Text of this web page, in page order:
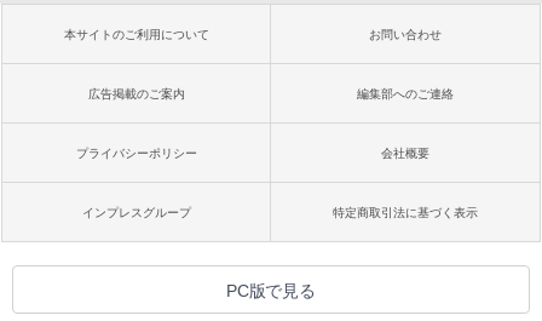
本サイトのご利用について お問い合わせ
広告掲載のご案内 編集部へのご連絡
プライバシーポリシー 会社概要
インプレスグループ 特定商取引法に基づく表示
PC版で見る